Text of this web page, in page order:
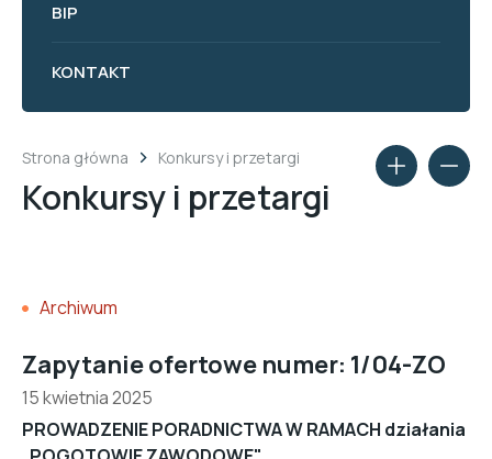
BIP
KONTAKT
Strona główna Konkursy i przetargi
Konkursy i przetargi
Archiwum
Zapytanie ofertowe numer: 1/04-ZO
15 kwietnia 2025
PROWADZENIE PORADNICTWA W RAMACH działania